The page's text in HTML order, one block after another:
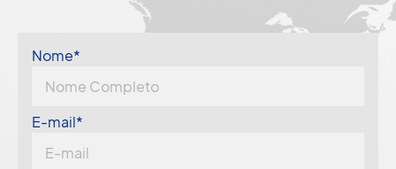
Nome*
E-mail*